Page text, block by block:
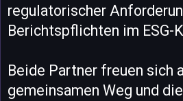
regulatorischer
Berichtspflichten im ESG-
Beide Partner freuen sich
gemeinsamen Weg und